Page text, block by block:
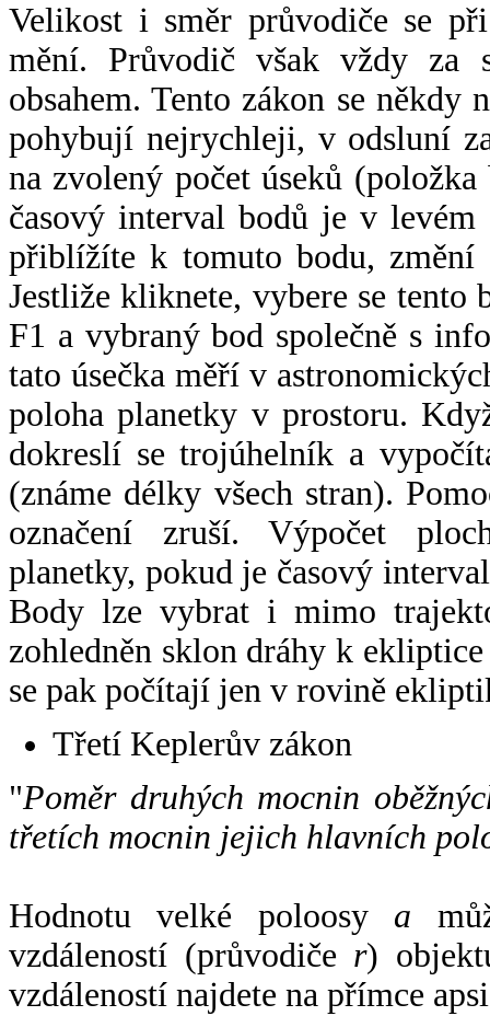
Velikost i směr průvodiče se
mění. Průvodič však vždy za
obsahem. Tento zákon se někdy
pohybují nejrychleji, v odsluní
na zvolený počet úseků
časový interval bodů je v
přiblížíte k tomuto bodu,
Jestliže kliknete, vybere se tento
F1 a vybraný bod společně s
tato úsečka měří v
poloha planetky v prostoru.
dokreslí se trojúhelník a
(známe délky všech stran).
označení zruší. Výpočet
planetky, pokud je časový
Body lze vybrat i mimo
zohledněn sklon dráhy k
se pak počítají jen v rovině
Třetí Keplerův zákon
"Poměr druhých mocnin
třetích mocnin jejich hlavních
Hodnotu velké poloosy a
vzdáleností (průvodiče r)
vzdáleností najdete na přímce